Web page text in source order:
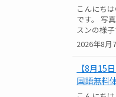
2026年8月
こんにち
です。 写
スンの様
【8月15
国語無料